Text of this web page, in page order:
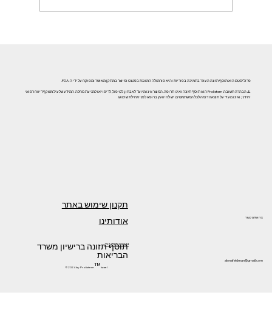
©2024 by Prolistem™Israel
פרוליסטם הוא תוסף תזונה העוזר בתמיכה בפוריות והיא פורמולה המוגנת בפטנט ומיוצר במתקן מאושר ומפוקח על ידי ה-FDA.
⚠️ הבהרה חשובה: Prolistem הוא תוסף תזונה ואינו תרופה. המוצר אינו מיועד לאבחון, לטיפול, לריפוי או למניעת מחלה. המידע שלעיל משקף דיווח רפואי
יחידני, ואינו מעיד על תוצאה דומה לכל המשתמשים. יש להיוועץ ברופא לפני תחילת שימוש.
אודותינו
תקנון שימוש באתר
תוסף תזונה ברישיון משרד
הבריאות alonafeldman@gmail.com
צרו איתנו קשר
+972505266144